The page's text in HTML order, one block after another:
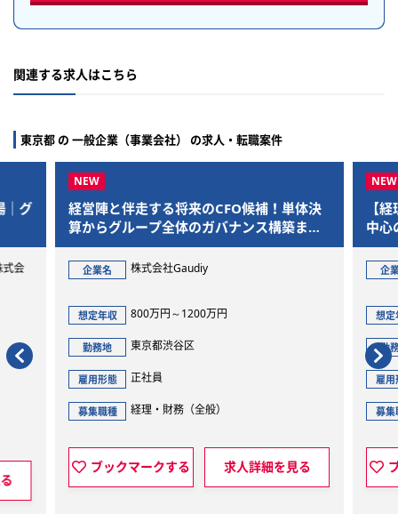
関連する求人はこちら
東京都 の 一般企業（事業会社） の求人・転職案件
伴走する将来のCFO候補！単体決
ループ全体のガバナンス構築まで
貫で担当
株式会社Gaudiy
800万円～1200万円
東京都渋谷区
経理・財務（全般）
クマークする 求人詳細を見る
【経理課長】フルフレ
中心の柔軟な働き方！
ライベートも充実
ギグワークス
600万円～760
東京都港区
経理・財務（
ブックマークする